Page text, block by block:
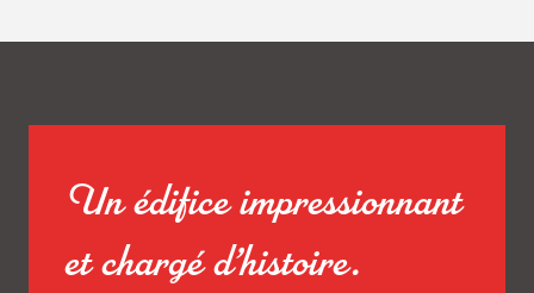
Un édifice impressionnant
et chargé d’histoire.